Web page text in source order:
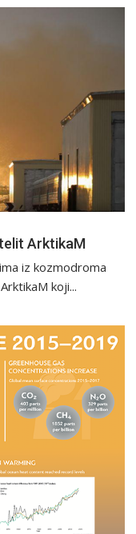
ArktikaM
iz kozmodroma
koji...